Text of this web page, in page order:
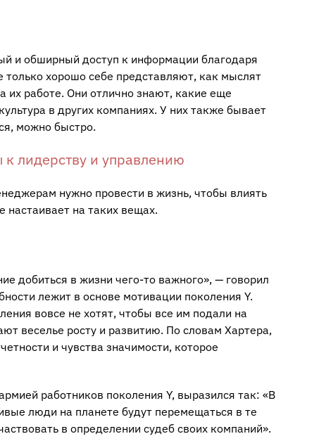
и обширный доступ к информации благодаря
хорошо себе представляют, как мыслят
их работе. Они отлично знают, какие еще
в других компаниях. У них также бывает
можно быстро.
к лидерству и управлению
нужно провести в жизнь, чтобы влиять
настаивает на таких вещах.
добиться в жизни чего-то важного», — говорил
лежит в основе мотивации поколения Y.
вовсе не хотят, чтобы все им подали на
веселье росту и развитию. По словам Хартера,
и чувства значимости, которое
работников поколения Y, выразился так: «В
люди на планете будут перемещаться в те
в определении судеб своих компаний».